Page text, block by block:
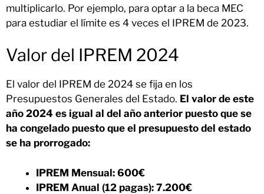
multiplicarlo. Por ejemplo, para optar a la beca MEC
para estudiar el límite es 4 veces el IPREM de 2023.
Valor del IPREM 2024
El valor del IPREM de 2024 se fija en los
Presupuestos Generales del Estado. El valor de este
año 2024 es igual al del año anterior puesto que se
ha congelado puesto que el presupuesto del estado
se ha prorrogado:
IPREM Mensual: 600€
IPREM Anual (12 pagas): 7.200€